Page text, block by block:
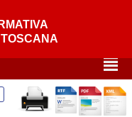
²